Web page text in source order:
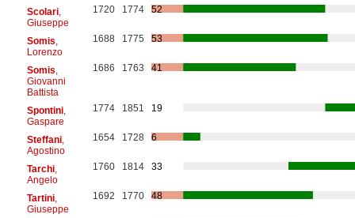
Scolari,
Giuseppe
1720 1774 52
Somis
Lorenzo
1688 1775 53
Somis
Giovanni
Battista
1686 1763 41
Spontini,
Gaspare
1774 1851 19
Steffani,
Agostino
1654 1728 6
Tarchi,
Angelo
1760 1814 33
Tartini,
Giuseppe
1692 1770 48